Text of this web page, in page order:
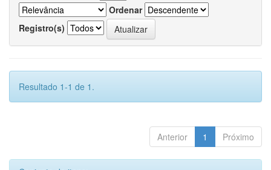
Ordenar
Registro(s)
Resultado 1-1 de 1.
Anterior 1 Próximo